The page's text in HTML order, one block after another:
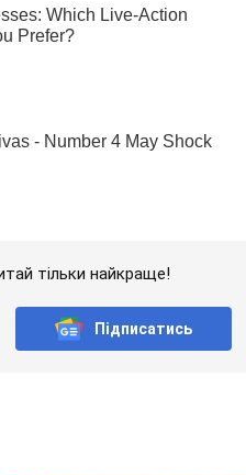
тільки найкраще!
Підписатись